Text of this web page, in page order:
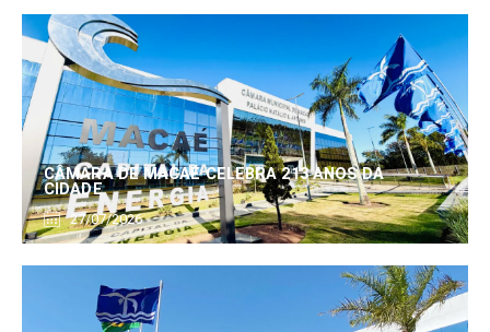
CÂMARA DE MACAÉ CELEBRA 213 ANOS DA
CIDADE
27/07/2026